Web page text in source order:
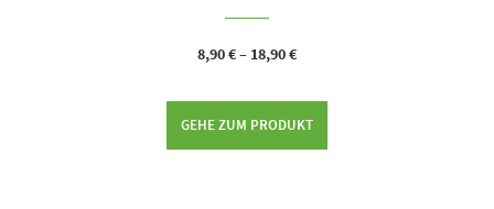
8,90€– 18,90€
GEHE ZUM PRODUKT